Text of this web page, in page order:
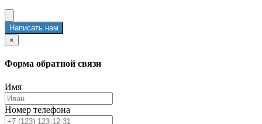
Написать нам
×
Форма обратной связи
Имя
Номер телефона